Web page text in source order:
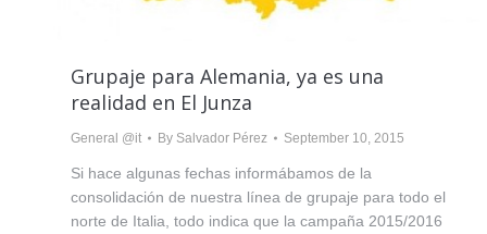
Grupaje para Alemania, ya es una
realidad en El Junza
General @it By Salvador Pérez September 10, 2015
Si hace algunas fechas informábamos de la
consolidación de nuestra línea de grupaje para todo el
norte de Italia, todo indica que la campaña 2015/2016